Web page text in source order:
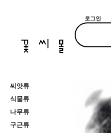
로그인
씨앗류
식물류
나무류
구근류